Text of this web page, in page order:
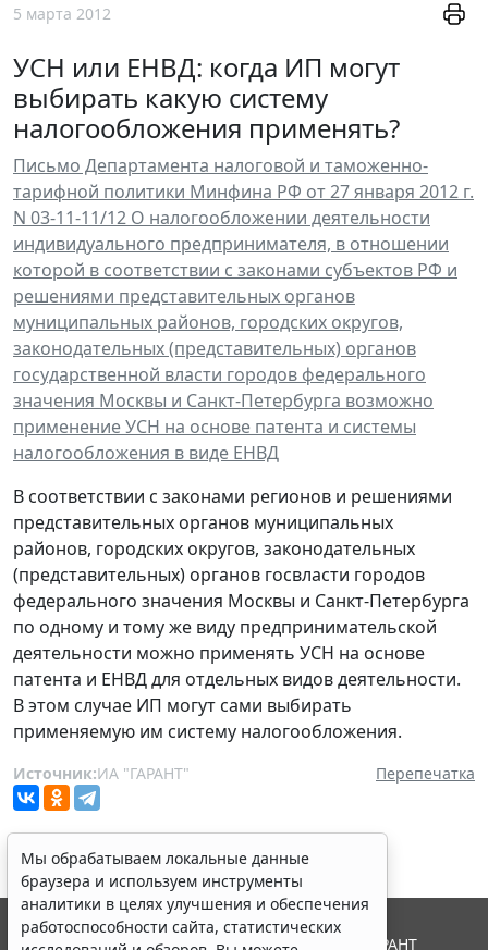
5 марта 2012
УСН или ЕНВД: когда ИП могут
выбирать какую систему
налогообложения применять?
Письмо Департамента налоговой и таможенно-
тарифной политики Минфина РФ от 27 января 2012 г.
N 03-11-11/12 О налогообложении деятельности
индивидуального предпринимателя, в отношении
которой в соответствии с законами субъектов РФ и
решениями представительных органов
муниципальных районов, городских округов,
законодательных (представительных) органов
государственной власти городов федерального
значения Москвы и Санкт-Петербурга возможно
применение УСН на основе патента и системы
налогообложения в виде ЕНВД
В соответствии с законами регионов и решениями
представительных органов муниципальных
районов, городских округов, законодательных
(представительных) органов госвласти городов
федерального значения Москвы и Санкт-Петербурга
по одному и тому же виду предпринимательской
деятельности можно применять УСН на основе
патента и ЕНВД для отдельных видов деятельности.
В этом случае ИП могут сами выбирать
применяемую им систему налогообложения.
Источник:ИА "ГАРАНТ" Перепечатка
Мы обрабатываем локальные данные
браузера и используем инструменты
аналитики в целях улучшения и обеспечения
работоспособности сайта, статистических
© ООО "НПП "ГАРАНТ-СЕРВИС", 2026. Система ГАРАНТ